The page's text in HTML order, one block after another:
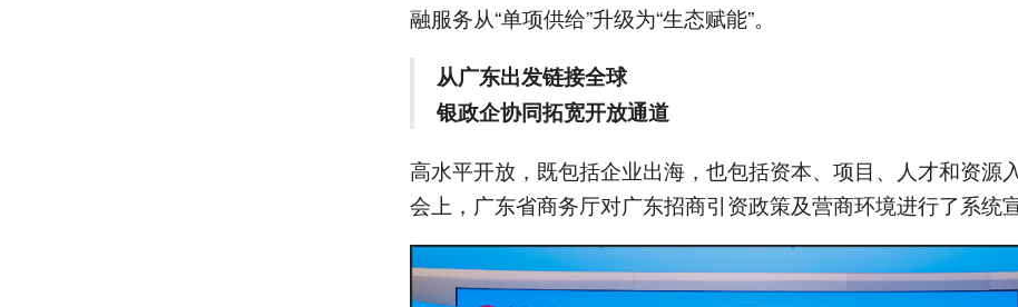
融服务从“单项供给”升级为“生态赋能”。
从广东出发链接全球
银政企协同拓宽开放通道
高水平开放，既包括企业出海，也包括资本、项目、人才和资源
会上，广东省商务厅对广东招商引资政策及营商环境进行了系统宣